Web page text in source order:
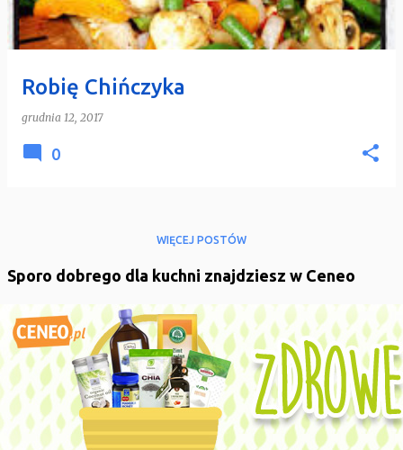
Robię Chińczyka
grudnia 12, 2017
0
WIĘCEJ POSTÓW
Sporo dobrego dla kuchni znajdziesz w Ceneo